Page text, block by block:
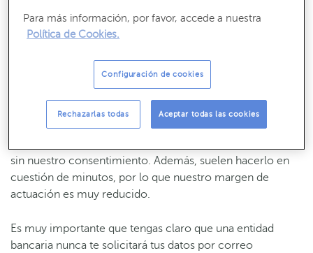
nuestro banco para engañarnos. Una vez accedemos a la
“web anzuelo” se nos pedirá introducir nuestras claves de
acceso, el número de nuestra tarjeta bancaria y otros
datos personales y confidenciales.
Al hacerlo, el estafador registrará estos datos y los
utilizará parasuplantar nuestra identidad, actuar en
sin nuestro consentimiento. Además, suelen hacerlo en
cuestión de minutos, por lo que nuestro margen de
actuación es muy reducido.
Es muy importante que tengas claro que una entidad
bancaria nunca te solicitará tus datos por correo
Para más información, por favor, accede a nuestra
Política de Cookies.
Configuración de cookies
Rechazarlas todas Aceptar todas las cookies